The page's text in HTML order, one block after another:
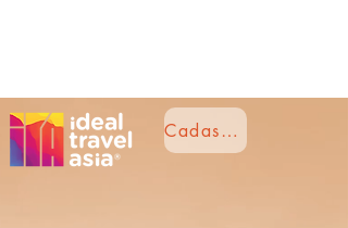
Cadastre-se